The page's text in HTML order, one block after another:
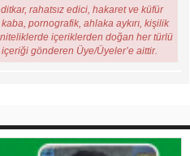
rahatsız edici, hakaret ve küfür
pornografik, ahlaka aykırı, kişilik
içeriklerden doğan her türlü
gönderen Üye/Üyeler’e aittir.